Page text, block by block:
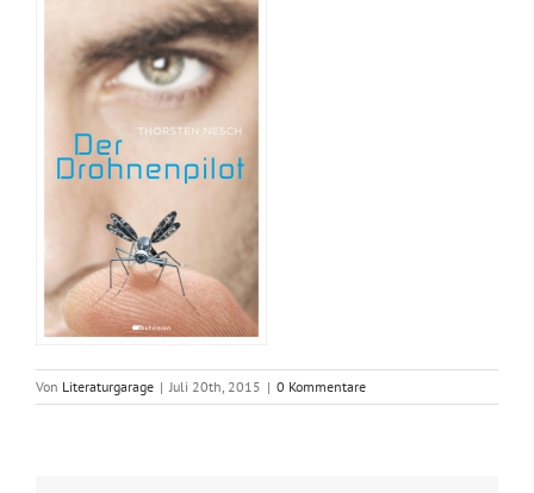
Von Literaturgarage | Juli 20th, 2015 | 0 Kommentare